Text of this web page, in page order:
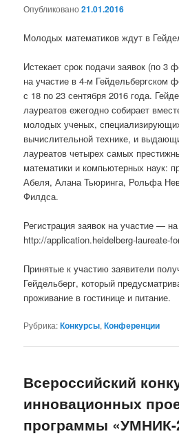
Опубликовано21.01.2016
Молодых математиков ждут в
Истекает срок подачи заявок (по 3
на участие в 4-м Гейдельбергском
с 18 по 23 сентября 2016 года.
лауреатов ежегодно собирает
молодых ученых,
вычислительной технике, и
лауреатов четырех самых
математики и компьютерных наук:
Абеля, Алана Тьюринга, Рольфа
Филдса.
Регистрация заявок на участие —
http://application.heidelberg-laureate-
Принятые к участию заявители
Гейдельберг, который
проживание в гостинице и питание.
Рубрика:Конкурсы,Конференции
Всероссийский
инновационных
программы «УМНИК-